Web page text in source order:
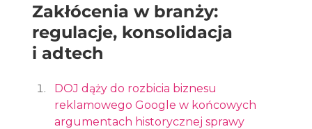
Zakłócenia w branży:
regulacje, konsolidacja
i adtech
DOJ dąży do rozbicia biznesu
reklamowego Google w końcowych
argumentach historycznej sprawy